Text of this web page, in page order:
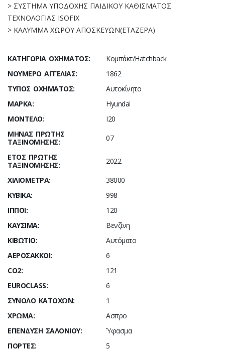
> ΣΥΣΤΗΜΑ ΥΠΟΔΟΧΗΣ ΠΑΙΔΙΚΟΥ ΚΑΘΙΣΜΑΤΟΣ
ΤΕΧΝΟΛΟΓΙΑΣ ISOFIX
> ΚΑΛΥΜΜΑ ΧΩΡΟΥ ΑΠΟΣΚΕΥΩΝ(ΕΤΑΖΕΡΑ)
ΚΑΤΗΓΟΡΊΑ ΟΧΉΜΑΤΟΣ:
Κομπάκτ/Hatchback
ΝΟΎΜΕΡΟ ΑΓΓΕΛΊΑΣ:
1862
ΤΎΠΟΣ ΟΧΉΜΑΤΟΣ:
Αυτοκίνητο
ΜΆΡΚΑ:
Hyundai
ΜΟΝΤΈΛΟ:
I20
ΜΉΝΑΣ ΠΡΏΤΗΣ
ΤΑΞΙΝΌΜΗΣΗΣ:
07
ΈΤΟΣ ΠΡΏΤΗΣ
ΤΑΞΙΝΌΜΗΣΗΣ:
2022
ΧΙΛΙΌΜΕΤΡΑ:
38000
ΚΥΒΙΚΆ:
998
ΊΠΠΟΙ:
120
ΚΑΎΣΙΜΑ:
Βενζίνη
ΚΙΒΏΤΙΟ:
Αυτόματο
ΑΕΡΌΣΑΚΚΟΙ:
6
CO2:
121
ΕUROCLASS:
6
ΣΎΝΟΛΟ ΚΑΤΌΧΩΝ:
1
ΧΡΏΜΑ:
Ασπρο
ΕΠΈΝΔΥΣΗ ΣΑΛΟΝΙΟΎ:
Ύφασμα
ΠΌΡΤΕΣ:
5